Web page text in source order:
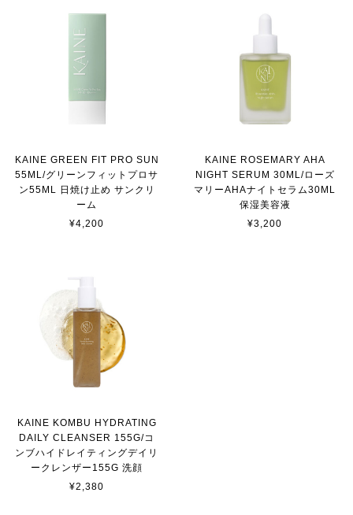
KAINE GREEN FIT PRO SUN
55ML/グリーンフィットプロサ
ン55ML 日焼け止め サンクリ
ーム
¥4,200
KAINE ROSEMARY AHA
NIGHT SERUM 30ML/ローズ
マリーAHAナイトセラム30ML
保湿美容液
¥3,200
KAINE KOMBU HYDRATING
DAILY CLEANSER 155G/コ
ンブハイドレイティングデイリ
ークレンザー155G 洗顔
¥2,380